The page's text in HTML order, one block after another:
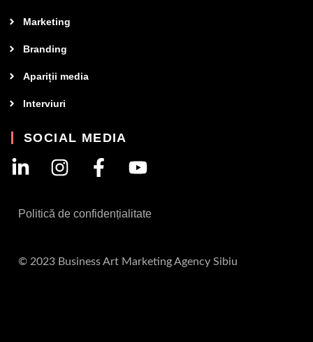
Marketing
Branding
Apariții media
Interviuri
SOCIAL MEDIA
Politică de confidențialitate
© 2023 Business Art Marketing Agency Sibiu